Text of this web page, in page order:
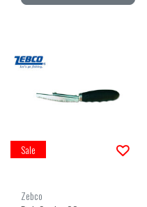
Sale
Zebco